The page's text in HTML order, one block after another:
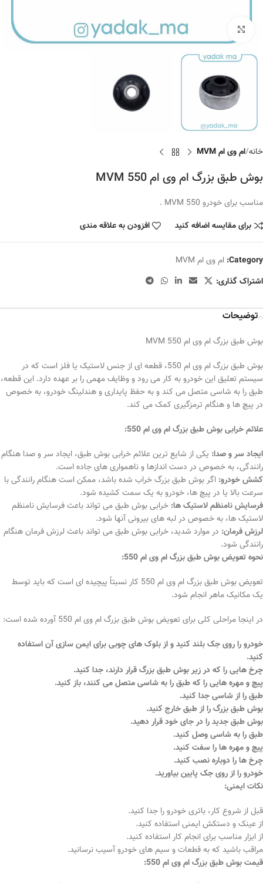
برای بزرگنمایی کلیک کنید
خانه ام وی ام MVM
بوش طبق بزرگ ام وی ام MVM 550
مناسب برای خودرو MVM 550 .
برای مقایسه اضافه کنید
افزودن به علاقه مندی
Category: ام وی ام MVM
اشتراک گذاری:
توضیحات
بوش طبق بزرگ ام وی ام MVM 550
بوش طبق بزرگ ام وی ام 550، قطعه ای از جنس لاستیک یا فلز است که در
سیستم تعلیق این خودرو به کار می رود و وظایف مهمی را بر عهده دارد. این قطعه،
طبق را به شاسی متصل می کند و به حفظ پایداری و هندلینگ خودرو، به خصوص
در پیچ ها و هنگام ترمزگیری کمک می کند.
علائم خرابی بوش طبق بزرگ ام وی ام 550:
ایجاد سر و صدا: یکی از شایع ترین علائم خرابی بوش طبق، ایجاد سر و صدا هنگام
رانندگی، به خصوص در دست اندازها و ناهمواری های جاده است.
کشش خودرو: اگر بوش طبق بزرگ خراب شده باشد، ممکن است هنگام رانندگی با
سرعت بالا یا در پیچ ها، خودرو به یک سمت کشیده شود.
فرسایش نامنظم لاستیک ها: خرابی بوش طبق می تواند باعث فرسایش نامنظم
لاستیک ها، به خصوص در لبه های بیرونی آنها شود.
لرزش فرمان: در موارد شدید، خرابی بوش طبق می تواند باعث لرزش فرمان هنگام
رانندگی شود.
نحوه تعویض بوش طبق بزرگ ام وی ام 550:
تعویض بوش طبق بزرگ ام وی ام 550 کار نسبتاً پیچیده ای است که باید توسط
یک مکانیک ماهر انجام شود.
در اینجا مراحلی کلی برای تعویض بوش طبق بزرگ ام وی ام 550 آورده شده است:
خودرو را روی جک بلند کنید و از بلوک های چوبی برای ایمن سازی آن استفاده
کنید.
چرخ هایی را که در زیر بوش طبق بزرگ قرار دارند، جدا کنید.
پیچ و مهره هایی را که طبق را به شاسی متصل می کنند، باز کنید.
طبق را از شاسی جدا کنید.
بوش طبق بزرگ را از طبق خارج کنید.
بوش طبق جدید را در جای خود قرار دهید.
طبق را به شاسی وصل کنید.
پیچ و مهره ها را سفت کنید.
چرخ ها را دوباره نصب کنید.
خودرو را از روی جک پایین بیاورید.
نکات ایمنی:
قبل از شروع کار، باتری خودرو را جدا کنید.
از عینک و دستکش ایمنی استفاده کنید.
از ابزار مناسب برای انجام کار استفاده کنید.
مراقب باشید که به قطعات و سیم های خودرو آسیب نرسانید.
قیمت بوش طبق بزرگ ام وی ام 550: